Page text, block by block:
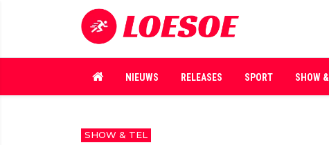
NIEUWS RELEASES SPORT SHOW
SHOW & TEL